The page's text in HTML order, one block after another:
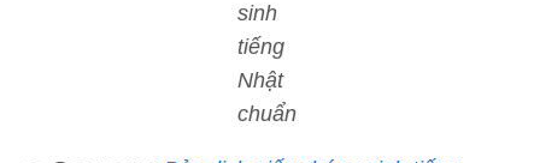
sinh
tiếng
Nhật
chuẩn